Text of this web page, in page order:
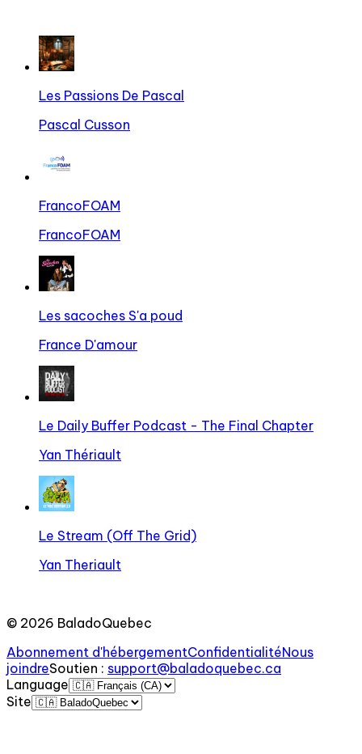
Les Passions De Pascal
Pascal Cusson
FrancoFOAM
FrancoFOAM
Les sacoches S'a poud
France D'amour
Le Daily Buffer Podcast - The Final Chapter
Yan Thériault
Le Stream (Off The Grid)
Yan Theriault
© 2026 BaladoQuebec
Abonnement d'hébergementConfidentialitéNous
joindreSoutien : support@baladoquebec.ca
Language
Site